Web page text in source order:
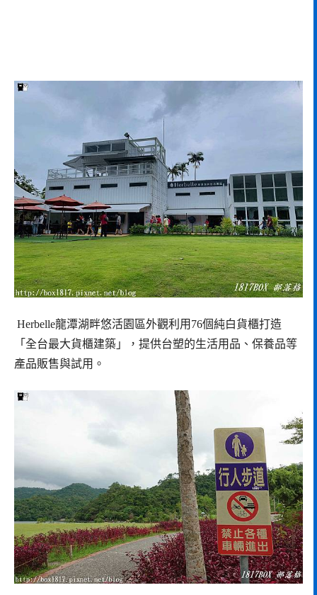
Herbelle龍潭湖畔悠活園區外觀利用76個純白貨櫃打造
「全台最大貨櫃建築」，提供台塑的生活用品、保養品等
產品販售與試用。